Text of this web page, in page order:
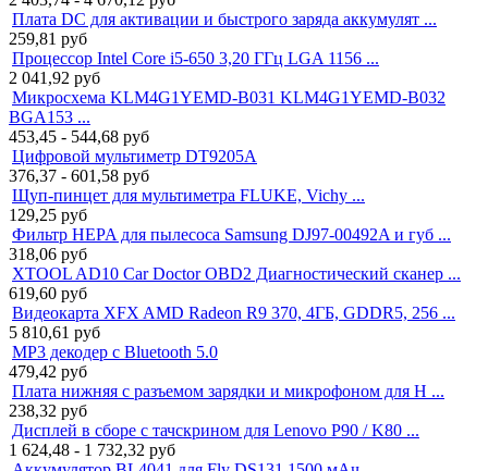
Плата DC для активации и быстрого заряда аккумулят ...
259,81 руб
Процессор Intel Core i5-650 3,20 ГГц LGA 1156 ...
2 041,92 руб
Микросхема KLM4G1YEMD-B031 KLM4G1YEMD-B032
BGA153 ...
453,45 - 544,68 руб
Цифровой мультиметр DT9205A
376,37 - 601,58 руб
Щуп-пинцет для мультиметра FLUKE, Vichy ...
129,25 руб
Фильтр HEPA для пылесоса Samsung DJ97-00492A и губ ...
318,06 руб
XTOOL AD10 Car Doctor OBD2 Диагностический сканер ...
619,60 руб
Видеокарта XFX AMD Radeon R9 370, 4ГБ, GDDR5, 256 ...
5 810,61 руб
MP3 декодер с Bluetooth 5.0
479,42 руб
Плата нижняя с разъемом зарядки и микрофоном для H ...
238,32 руб
Дисплей в сборе с тачскрином для Lenovo P90 / K80 ...
1 624,48 - 1 732,32 руб